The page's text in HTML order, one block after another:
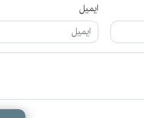
ایمیل